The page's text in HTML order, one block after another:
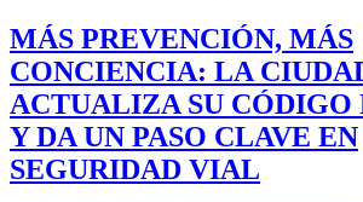
MÁS PREVENCIÓN, MÁS
CONCIENCIA: LA
ACTUALIZA SU CÓDIGO
Y DA UN PASO CLAVE EN
SEGURIDAD VIAL